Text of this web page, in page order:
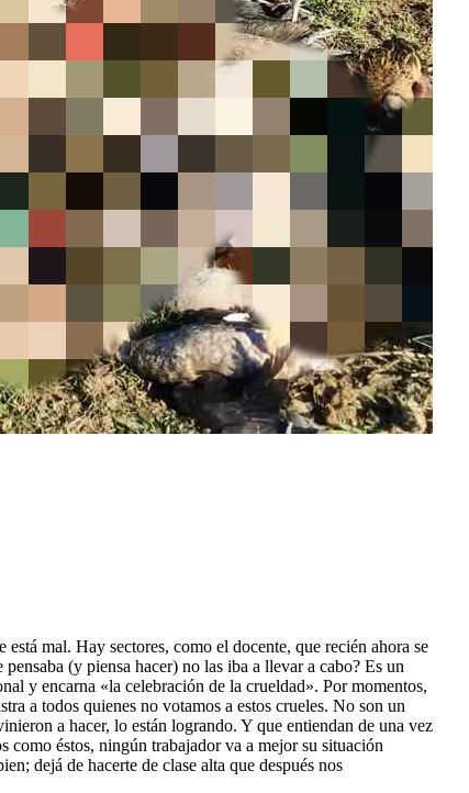
mal. Hay sectores, como el docente, que recién ahora se
(y piensa hacer) no las iba a llevar a cabo? Es un
y encarna «la celebración de la crueldad». Por momentos,
a todos quienes no votamos a estos crueles. No son un
a hacer, lo están logrando. Y que entiendan de una vez
como éstos, ningún trabajador va a mejor su situación
dejá de hacerte de clase alta que después nos